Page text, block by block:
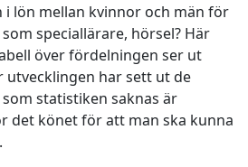
i lön mellan kvinnor och män för
speciallärare, hörsel? Här
över fördelningen ser ut
utvecklingen har sett ut de
statistiken saknas är
det könet för att man ska kunna